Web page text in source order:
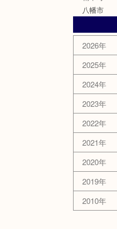
八幡市
2026年
2025年
2024年
2023年
2022年
2021年
2020年
2019年
2010年